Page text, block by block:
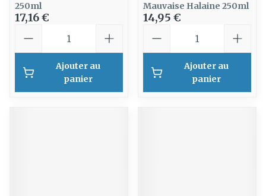
250ml
17,16 €
Ajouter au
panier
Mauvaise Halaine 250ml
14,95 €
Ajouter au
panier